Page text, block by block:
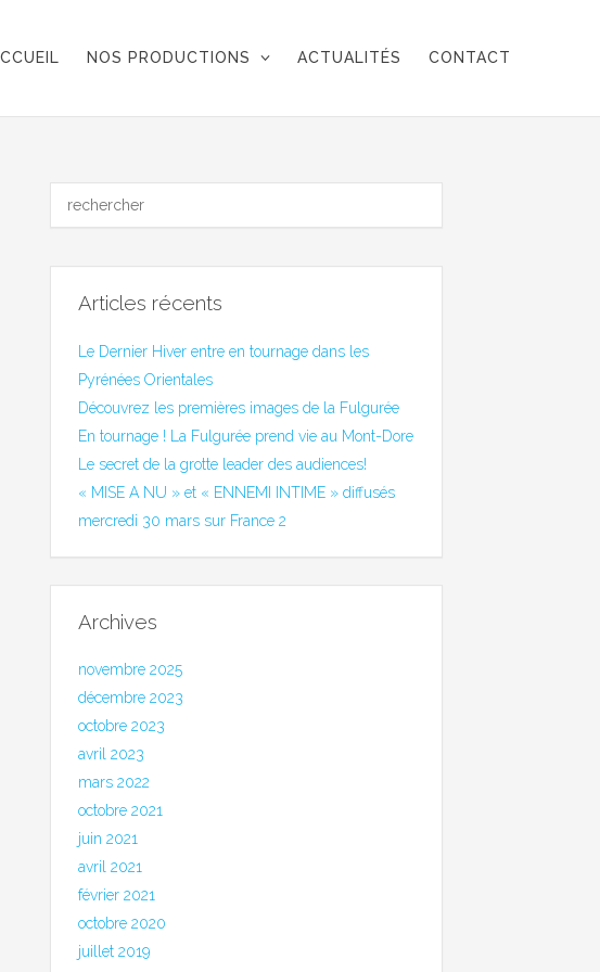
NOS PRODUCTIONS ACTUALITÉS CONTACT
Articles récents
Le Dernier Hiver entre en tournage dans les
Pyrénées Orientales
Découvrez les premières images de la Fulgurée
En tournage ! La Fulgurée prend vie au Mont-Dore
Le secret de la grotte leader des audiences!
« MISE A NU » et « ENNEMI INTIME » diffusés
mercredi 30 mars sur France 2
Archives
novembre 2025
décembre 2023
octobre 2023
avril 2023
mars 2022
octobre 2021
juin 2021
avril 2021
février 2021
octobre 2020
juillet 2019